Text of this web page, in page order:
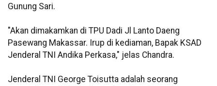
Gunung Sari.
"Akan dimakamkan di TPU Dadi Jl Lanto Daeng
Pasewang Makassar. Irup di kediaman, Bapak KSAD
Jenderal TNI Andika Perkasa," jelas Chandra.
Jenderal TNI George Toisutta adalah seorang